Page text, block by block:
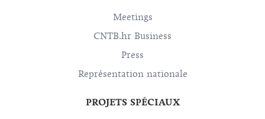
Meetings
CNTB.hr Business
Press
Représentation nationale
PROJETS SPÉCIAUX